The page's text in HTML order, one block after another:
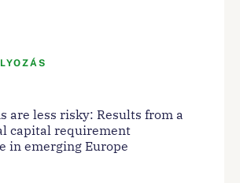
are less risky: Results from a
capital requirement
in emerging Europe